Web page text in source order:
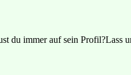
du immer auf sein Profil?Lass